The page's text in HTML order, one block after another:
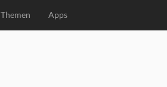
Themen Apps